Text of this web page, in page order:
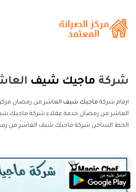
شركة ماجيك شيف
ارقام شركة ماجيك شيف العاشر من رمضان
العاشر من رمضان خدمة عملاء شركة ماجيك
الخط الساخن شركة ماجيك شيف العاشر من